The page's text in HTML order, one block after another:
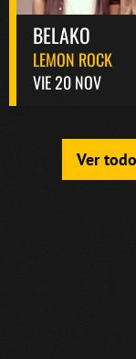
BELAKO
LEMON ROCK
VIE 20 NOV
Ver